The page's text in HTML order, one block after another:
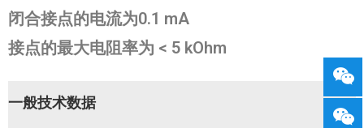
闭合接点的电流为0.1 mA
接点的最大电阻率为 < 5 kOhm
一般技术数据